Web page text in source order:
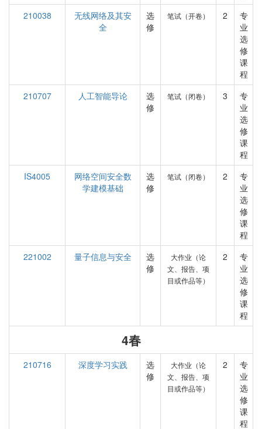
210038
无线网络及其安
全
选
修
笔试（开卷） 2
专
业
选
修
课
程
210707
人工智能导论
选
修
笔试（闭卷） 3
专
业
选
修
课
程
IS4005
网络空间安全数
学建模基础
选
修
笔试（闭卷） 2
专
业
选
修
课
程
221002
量子信息与安全
选
修
大作业（论
文、报告、项
目或作品等）
2
专
业
选
修
课
程
4春
210716 深度学习实践
选
修
大作业（论
文、报告、项
目或作品等）
2
专
业
选
修
课
程